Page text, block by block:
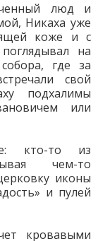
люд и
Никаха уже
коже и с
на
где за
свой
подхалимы
или
кто-то из
чем-то
иконы
и пулей
кровавыми